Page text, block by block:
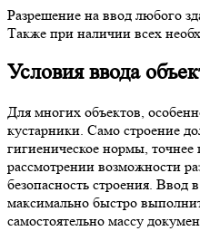
Разрешение на ввод любого
Также при наличии всех
Условия ввода
Для многих объектов,
кустарники. Само строение
гигиеническое нормы,
рассмотрении возможности
безопасность строения.
максимально быстро
самостоятельно массу